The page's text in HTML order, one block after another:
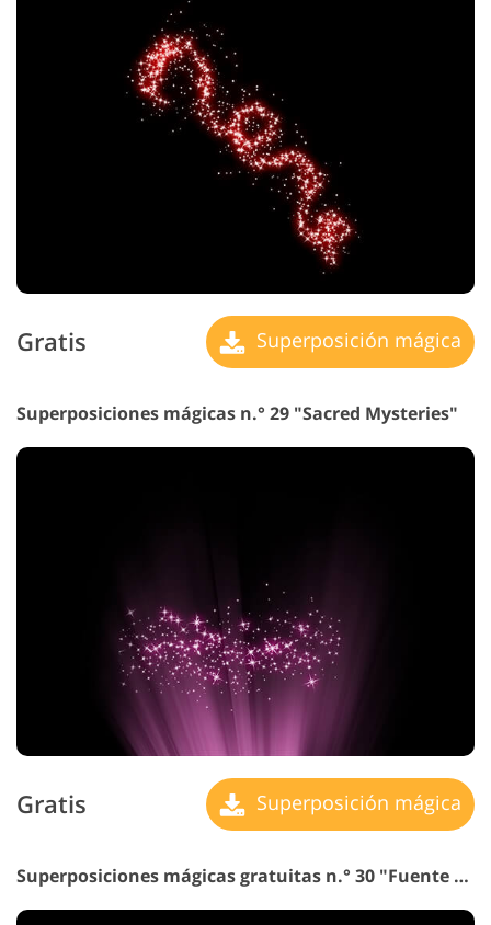
Gratis Superposición mágica
Superposiciones mágicas n.° 29 "Sacred Mysteries"
Gratis Superposición mágica
Superposiciones mágicas gratuitas n.° 30 "Fuente de Maná"